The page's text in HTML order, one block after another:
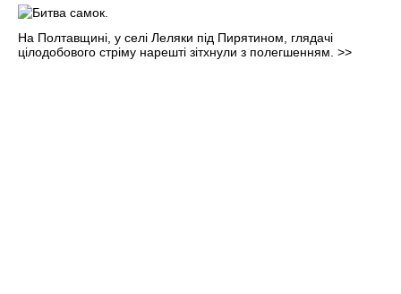
На Полтавщині, у селі Леляки під Пирятином, глядачі
цілодобового стріму нарешті зітхнули з полегшенням. >>